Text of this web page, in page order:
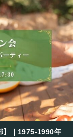
】｜1975-1990年